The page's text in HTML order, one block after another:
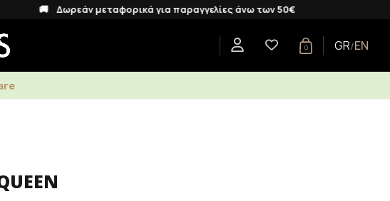
Δωρεάν μεταφορικά για παραγγελίες άνω των 50€
0 GR/EN
HOME SCENTS